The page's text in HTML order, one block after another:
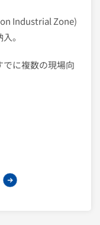
Industrial Zone)
。
に複数の現場向